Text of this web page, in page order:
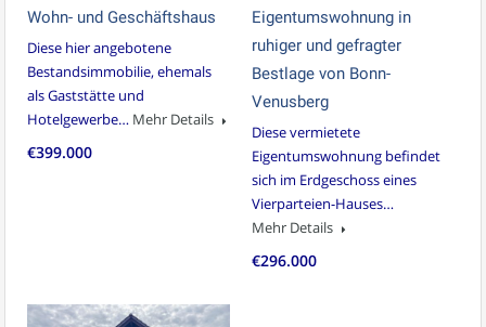
Wohn- und Geschäftshaus
Diese hier angebotene
Bestandsimmobilie, ehemals
als Gaststätte und
Hotelgewerbe… Mehr Details
€399.000
Eigentumswohnung in
ruhiger und gefragter
Bestlage von Bonn-
Venusberg
Diese vermietete
Eigentumswohnung befindet
sich im Erdgeschoss eines
Vierparteien-Hauses…
Mehr Details
€296.000